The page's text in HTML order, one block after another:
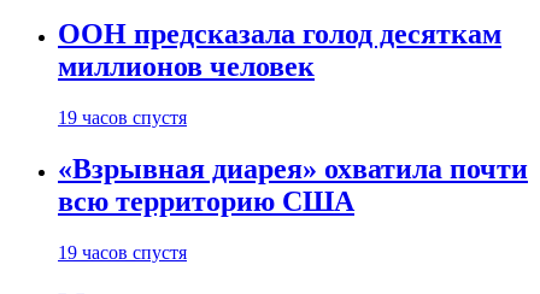
ООН предсказала голод десяткам
миллионов человек
19 часов спустя
«Взрывная диарея» охватила почти
всю территорию США
19 часов спустя